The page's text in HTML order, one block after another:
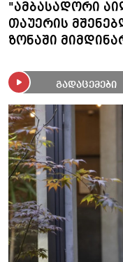
"ამბასადორი
თაუერის
ზონაში
გადაცემები